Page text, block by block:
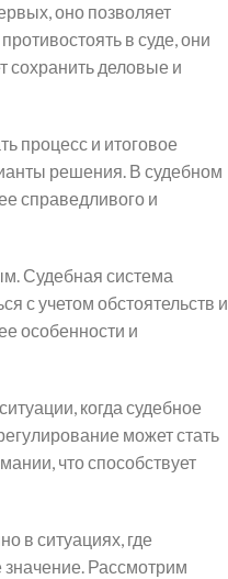
оно позволяет
в суде, они
сохранить деловые и
процесс и итоговое
решения. В судебном
справедливого и
Судебная система
с учетом обстоятельств и
особенности и
когда судебное
может стать
что способствует
в ситуациях, где
Рассмотрим